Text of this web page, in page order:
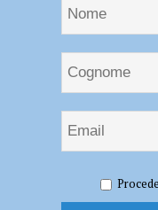
da chiarire nel decreto,
risposte”. Ausl: